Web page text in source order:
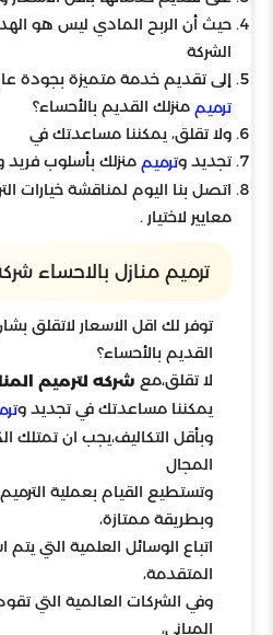
حيث أن الربح المادي ليس هو
الشركة
إلى تقديم خدمة متميزة بجودة
ترميم منزلك القديم بالأحساء؟
ولا تقلق، يمكننا مساعدتك في
تجديد وترميم منزلك بأسلوب فريد
اتصل بنا اليوم لمناقشة خيارات
معايير لاختيار .
ترميم منازل بالاحساء
توفر لك اقل الاسعار لاتقلق
القديم بالأحساء؟
لا تقلق،مع شركه لترميم
يمكننا مساعدتك في تجديد و
وبأقل التكاليف،يجب ان تمتلك
المجال
وتستطيع القيام بعملية
وبطريقة ممتازة،
اتباع الوسائل العلمية التي
المتقدمة،
وفي الشركات العالمية التي
المباني،